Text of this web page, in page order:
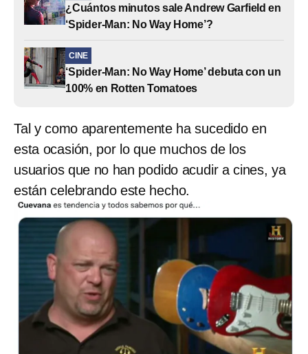
¿Cuántos minutos sale Andrew Garfield en
‘Spider-Man: No Way Home’?
CINE
‘Spider-Man: No Way Home’ debuta con un
100% en Rotten Tomatoes
Tal y como aparentemente ha sucedido en
esta ocasión, por lo que muchos de los
usuarios que no han podido acudir a cines, ya
están celebrando este hecho.